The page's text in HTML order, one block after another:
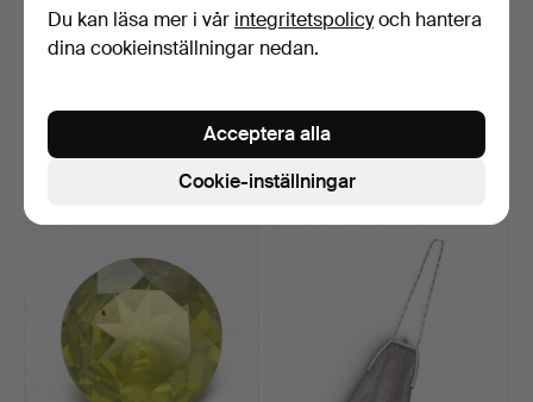
örhängen, ring och rel…
20 bud
tredjedelen av…
Klubbades 19 feb 2026
9 bud
255 USD
Du kan läsa mer i vår integritetspolicyoch hantera
dina cookieinställningar nedan.
Cookie-inställningar
Acceptera alla